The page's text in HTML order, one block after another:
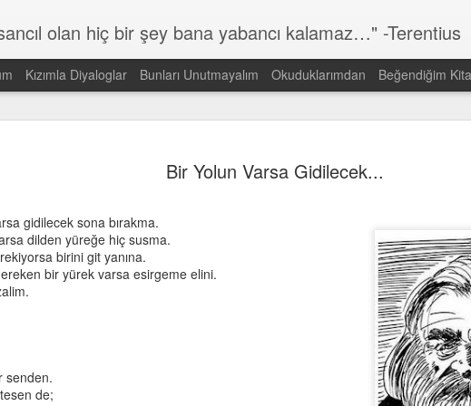
Bir Yolun Varsa Gidilecek...
gidilecek sona bırakma.
dilden yüreğe hiç susma.
birini git yanına.
bir yürek varsa esirgeme elini.
senden.
de;
olan hiç bir şey bana yabancı kalamaz…" -Terentius
Kızımla Diyaloglar Bunları Unutmayalım Okuduklarımdan Beğendiğim
Dünyada görmek istediğin DEĞİŞİMİN kendisi ol!